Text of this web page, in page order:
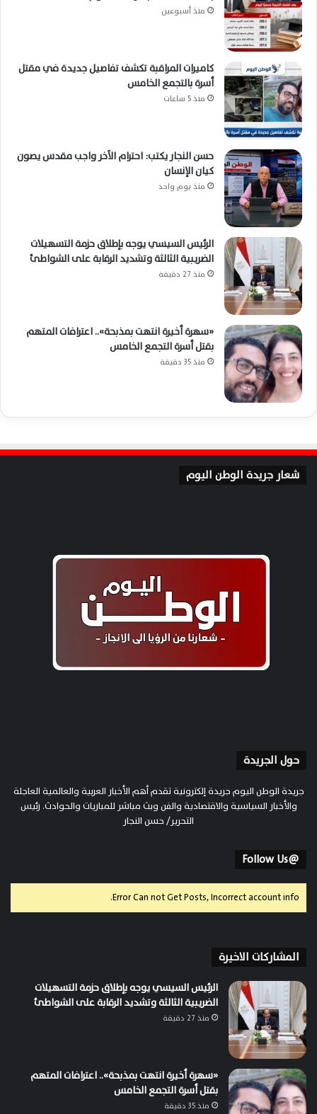
منذ أسبوعين
كاميرات المراقبة تكشف تفاصيل جديدة في مقتل
أسرة بالتجمع الخامس
منذ 5 ساعات
حسن النجار يكتب: احترام الآخر واجب مقدس يصون
كيان الإنسان
منذ يوم واحد
الرئيس السيسي يوجه بإطلاق حزمة التسهيلات
الضريبية الثالثة وتشديد الرقابة على الشواطئ
منذ 27 دقيقة
«سهرة أخيرة انتهت بمذبحة».. اعترافات المتهم
بقتل أسرة التجمع الخامس
منذ 35 دقيقة
شعار جريدة الوطن اليوم
حول الجريدة
جريدة الوطن اليوم جريدة إلكترونية تقدم أهم الأخبار العربية والعالمية العاجلة
والأخبار السياسية والاقتصادية والفن وبث مباشر للمباريات والحوادث. رئيس
التحرير/ حسن النجار
@Follow Us
Error Can not Get Posts, Incorrect account info.
المشاركات الاخيرة
الرئيس السيسي يوجه بإطلاق حزمة التسهيلات
الضريبية الثالثة وتشديد الرقابة على الشواطئ
منذ 27 دقيقة
«سهرة أخيرة انتهت بمذبحة».. اعترافات المتهم
بقتل أسرة التجمع الخامس
منذ 35 دقيقة